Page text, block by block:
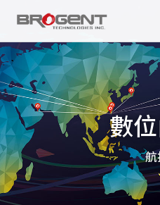
數
航